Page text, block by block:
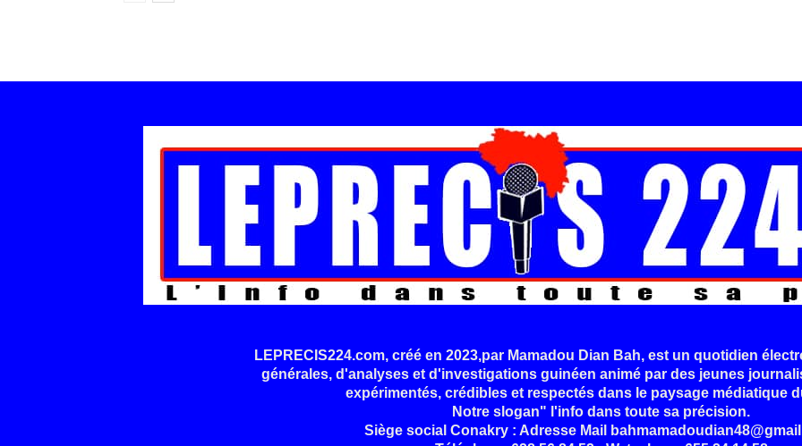
LEPRECIS224.com, créé en 2023,par Mamadou Dian Bah, est un quotidien
générales, d'analyses et d'investigations guinéen animé par des jeunes
expérimentés, crédibles et respectés dans le paysage médiatique
Notre slogan" l'info dans toute sa précision.
Siège social Conakry : Adresse Mail